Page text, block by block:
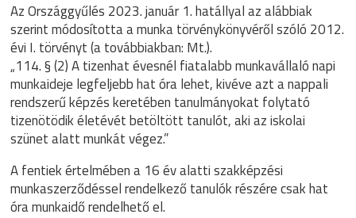
Az Országgyűlés 2023. január 1. hatállyal az alábbiak
szerint módosította a munka törvénykönyvéről szóló 2012.
évi I. törvényt (a továbbiakban: Mt.).
„114. § (2) A tizenhat évesnél fiatalabb munkavállaló napi
munkaideje legfeljebb hat óra lehet, kivéve azt a nappali
rendszerű képzés keretében tanulmányokat folytató
tizenötödik életévét betöltött tanulót, aki az iskolai
szünet alatt munkát végez.”
A fentiek értelmében a 16 év alatti szakképzési
munkaszerződéssel rendelkező tanulók részére csak hat
óra munkaidő rendelhető el.